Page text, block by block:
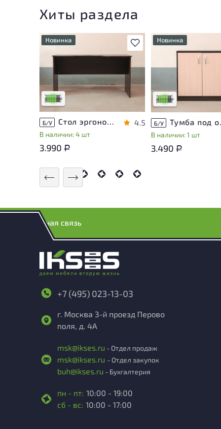
Хиты раздела
В избранное
Новинка
У товара присутствуют
незначительные следы
эксплуатации, не влияющие
на удобство его
использования
Низкая степень износа
Б/У Стол эргономичный ЛДСП Венге
В наличии: 4 шт
4.5
3.990 Р
Новинка
У товара
незначительные
эксплуатации, не
на удобство его
Низкая степень
Б/У
В наличии: 1 шт
3.490 Р
Обратная связь
+7 (495) 023-13-03
г. Москва 3-й проезд Перово
поля, д. 4А
msk@ikses.ru - Отдел продаж
msk@ikses.ru - Отдел закупок
buh@ikses.ru - Бухгалтерия
пн - пт: 10:00 - 19:00
сб - вс: 10:00 - 17:00